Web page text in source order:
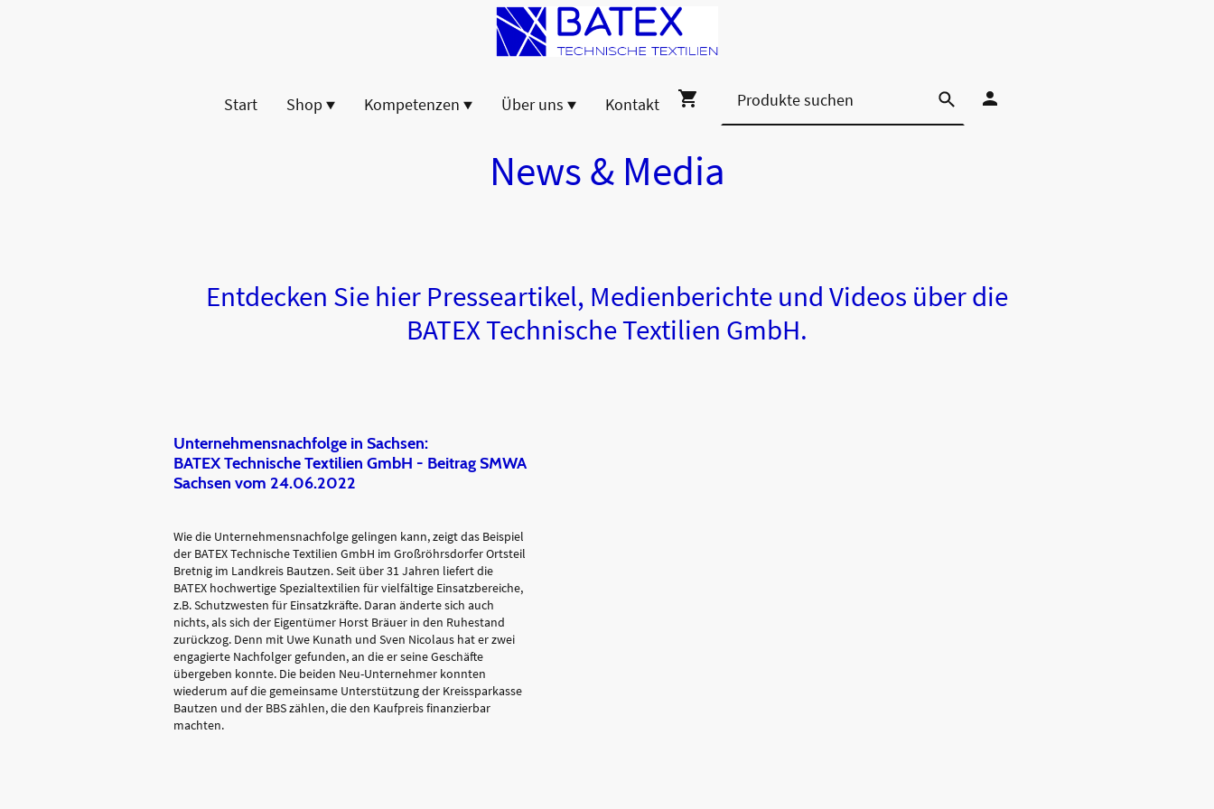
Start Shop Kompetenzen Über uns Kontakt
News & Media
Entdecken Sie hier Presseartikel, Medienberichte und Videos über die
BATEX Technische Textilien GmbH.
Unternehmensnachfolge in Sachsen:
BATEX Technische Textilien GmbH - Beitrag SMWA
Sachsen vom 24.06.2022
Wie die Unternehmensnachfolge gelingen kann, zeigt das Beispiel
der BATEX Technische Textilien GmbH im Großröhrsdorfer Ortsteil
Bretnig im Landkreis Bautzen. Seit über 31 Jahren liefert die
BATEX hochwertige Spezialtextilien für vielfältige Einsatzbereiche,
z.B. Schutzwesten für Einsatzkräfte. Daran änderte sich auch
nichts, als sich der Eigentümer Horst Bräuer in den Ruhestand
zurückzog. Denn mit Uwe Kunath und Sven Nicolaus hat er zwei
engagierte Nachfolger gefunden, an die er seine Geschäfte
übergeben konnte. Die beiden Neu-Unternehmer konnten
wiederum auf die gemeinsame Unterstützung der Kreissparkasse
Bautzen und der BBS zählen, die den Kaufpreis finanzierbar
machten.